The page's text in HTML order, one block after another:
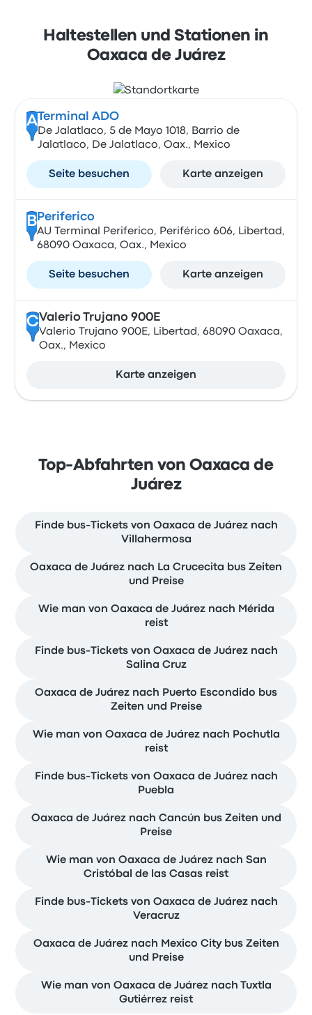
Haltestellen und Stationen in
Oaxaca de Juárez
A Terminal ADO
De Jalatlaco, 5 de Mayo 1018, Barrio de
Jalatlaco, De Jalatlaco, Oax., Mexico
Seite besuchen Karte anzeigen
B Periferico
AU Terminal Periferico, Periférico 606, Libertad,
68090 Oaxaca, Oax., Mexico
Seite besuchen Karte anzeigen
CValerio Trujano 900E
Valerio Trujano 900E, Libertad, 68090 Oaxaca,
Oax., Mexico
Karte anzeigen
Top-Abfahrten von Oaxaca de
Juárez
Finde bus-Tickets von Oaxaca de Juárez nach
Villahermosa
Oaxaca de Juárez nach La Crucecita bus Zeiten
und Preise
Wie man von Oaxaca de Juárez nach Mérida
reist
Finde bus-Tickets von Oaxaca de Juárez nach
Salina Cruz
Oaxaca de Juárez nach Puerto Escondido bus
Zeiten und Preise
Wie man von Oaxaca de Juárez nach Pochutla
reist
Finde bus-Tickets von Oaxaca de Juárez nach
Puebla
Oaxaca de Juárez nach Cancún bus Zeiten und
Preise
Wie man von Oaxaca de Juárez nach San
Cristóbal de las Casas reist
Finde bus-Tickets von Oaxaca de Juárez nach
Veracruz
Oaxaca de Juárez nach Mexico City bus Zeiten
und Preise
Wie man von Oaxaca de Juárez nach Tuxtla
Gutiérrez reist